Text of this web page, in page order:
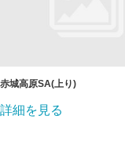
赤城高原SA(上り)
詳細を見る